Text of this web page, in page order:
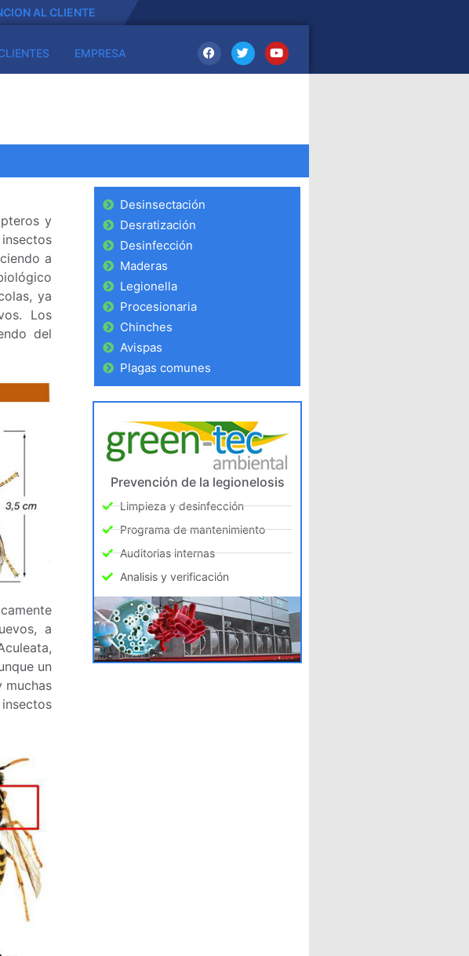
AL CLIENTE
EMPRESA
y
a
ya
Los
del
a
un
muchas
Desinsectación
Desratización
Desinfección
Maderas
Legionella
Procesionaria
Chinches
Avispas
Plagas comunes
Prevención de la legionelosis
Limpieza y desinfección
Programa de mantenimiento
Auditorias internas
Analisis y verificación